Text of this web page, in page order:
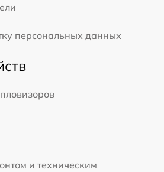
персональных данных
и техническим